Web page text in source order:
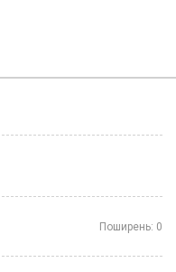
Поширень: 0